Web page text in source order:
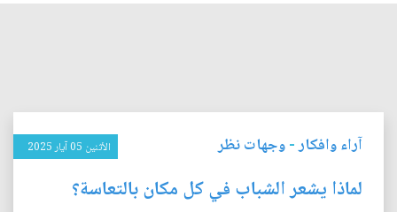
آراء وافكار-وجهات نظر الأثنين 05 آيار 2025
لماذا يشعر الشباب في كل مكان بالتعاسة؟